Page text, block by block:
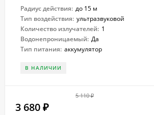
Радиус действия: до 15 м
Тип воздействия: ультразвуковой
Количество излучателей: 1
Водонепроницаемый: Да
Тип питания: аккумулятор
В НАЛИЧИИ
5 110₽
3 680 ₽